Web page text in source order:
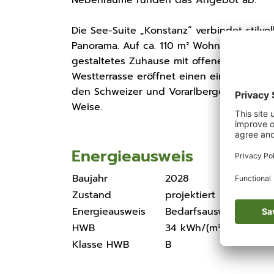
Die See-Suite „Konstanz“ verbindet
Panorama. Auf ca. 110 m² Wohnfläche
gestaltetes Zuhause mit offenem,
Westterrasse eröffnet einen
den Schweizer und Vorarlberger Alpen
Weise.
Energieausweis
Baujahr
2028
Zustand
projektiert
Energieausweis
Bedarfsausweis
HWB
34 kWh/(m²a)
Klasse HWB
B